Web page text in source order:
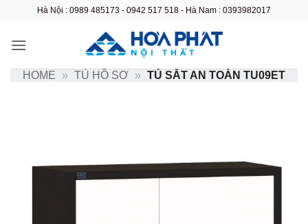
nội
Hà Nội : 0989 485173 - 0942 517 518 - Hà Nam : 0393982017
HOME » TỦ HỒ SƠ » TỦ SẮT AN TOÀN TU09ET